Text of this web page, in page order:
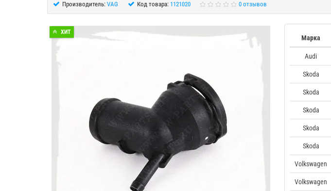
Производитель: VAG Код товара: 1121020 0 отзывов
ХИТ
Марка
Audi
Skoda
Skoda
Skoda
Skoda
Skoda
Volkswagen
Volkswagen